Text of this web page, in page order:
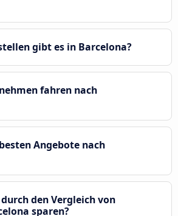
gibt es in Barcelona?
fahren nach
Angebote nach
den Vergleich von
sparen?